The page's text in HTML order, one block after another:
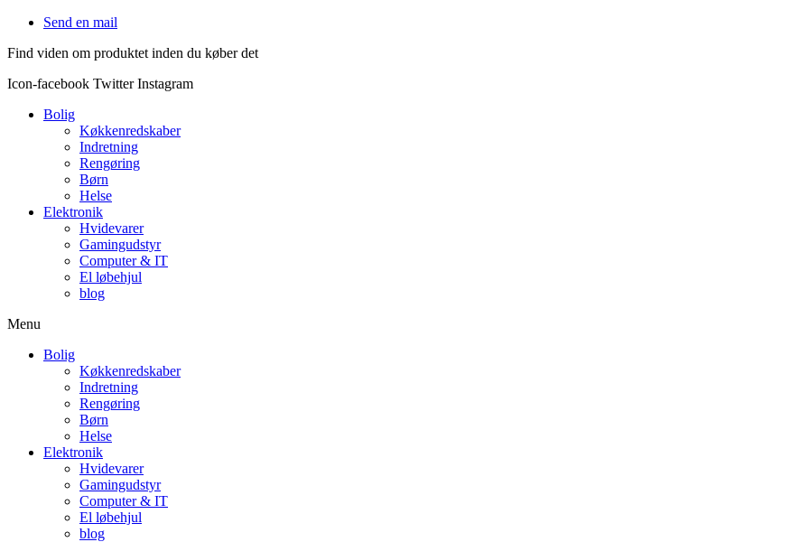
Videre
indhold
Send en mail
Find viden om produktet inden du køber det
Icon-facebook Twitter Instagram
Bolig
Køkkenredskaber
Indretning
Rengøring
Børn
Helse
Elektronik
Hvidevarer
Gamingudstyr
Computer & IT
El løbehjul
blog
Menu
Bolig
Køkkenredskaber
Indretning
Rengøring
Børn
Helse
Elektronik
Hvidevarer
Gamingudstyr
Computer & IT
El løbehjul
blog